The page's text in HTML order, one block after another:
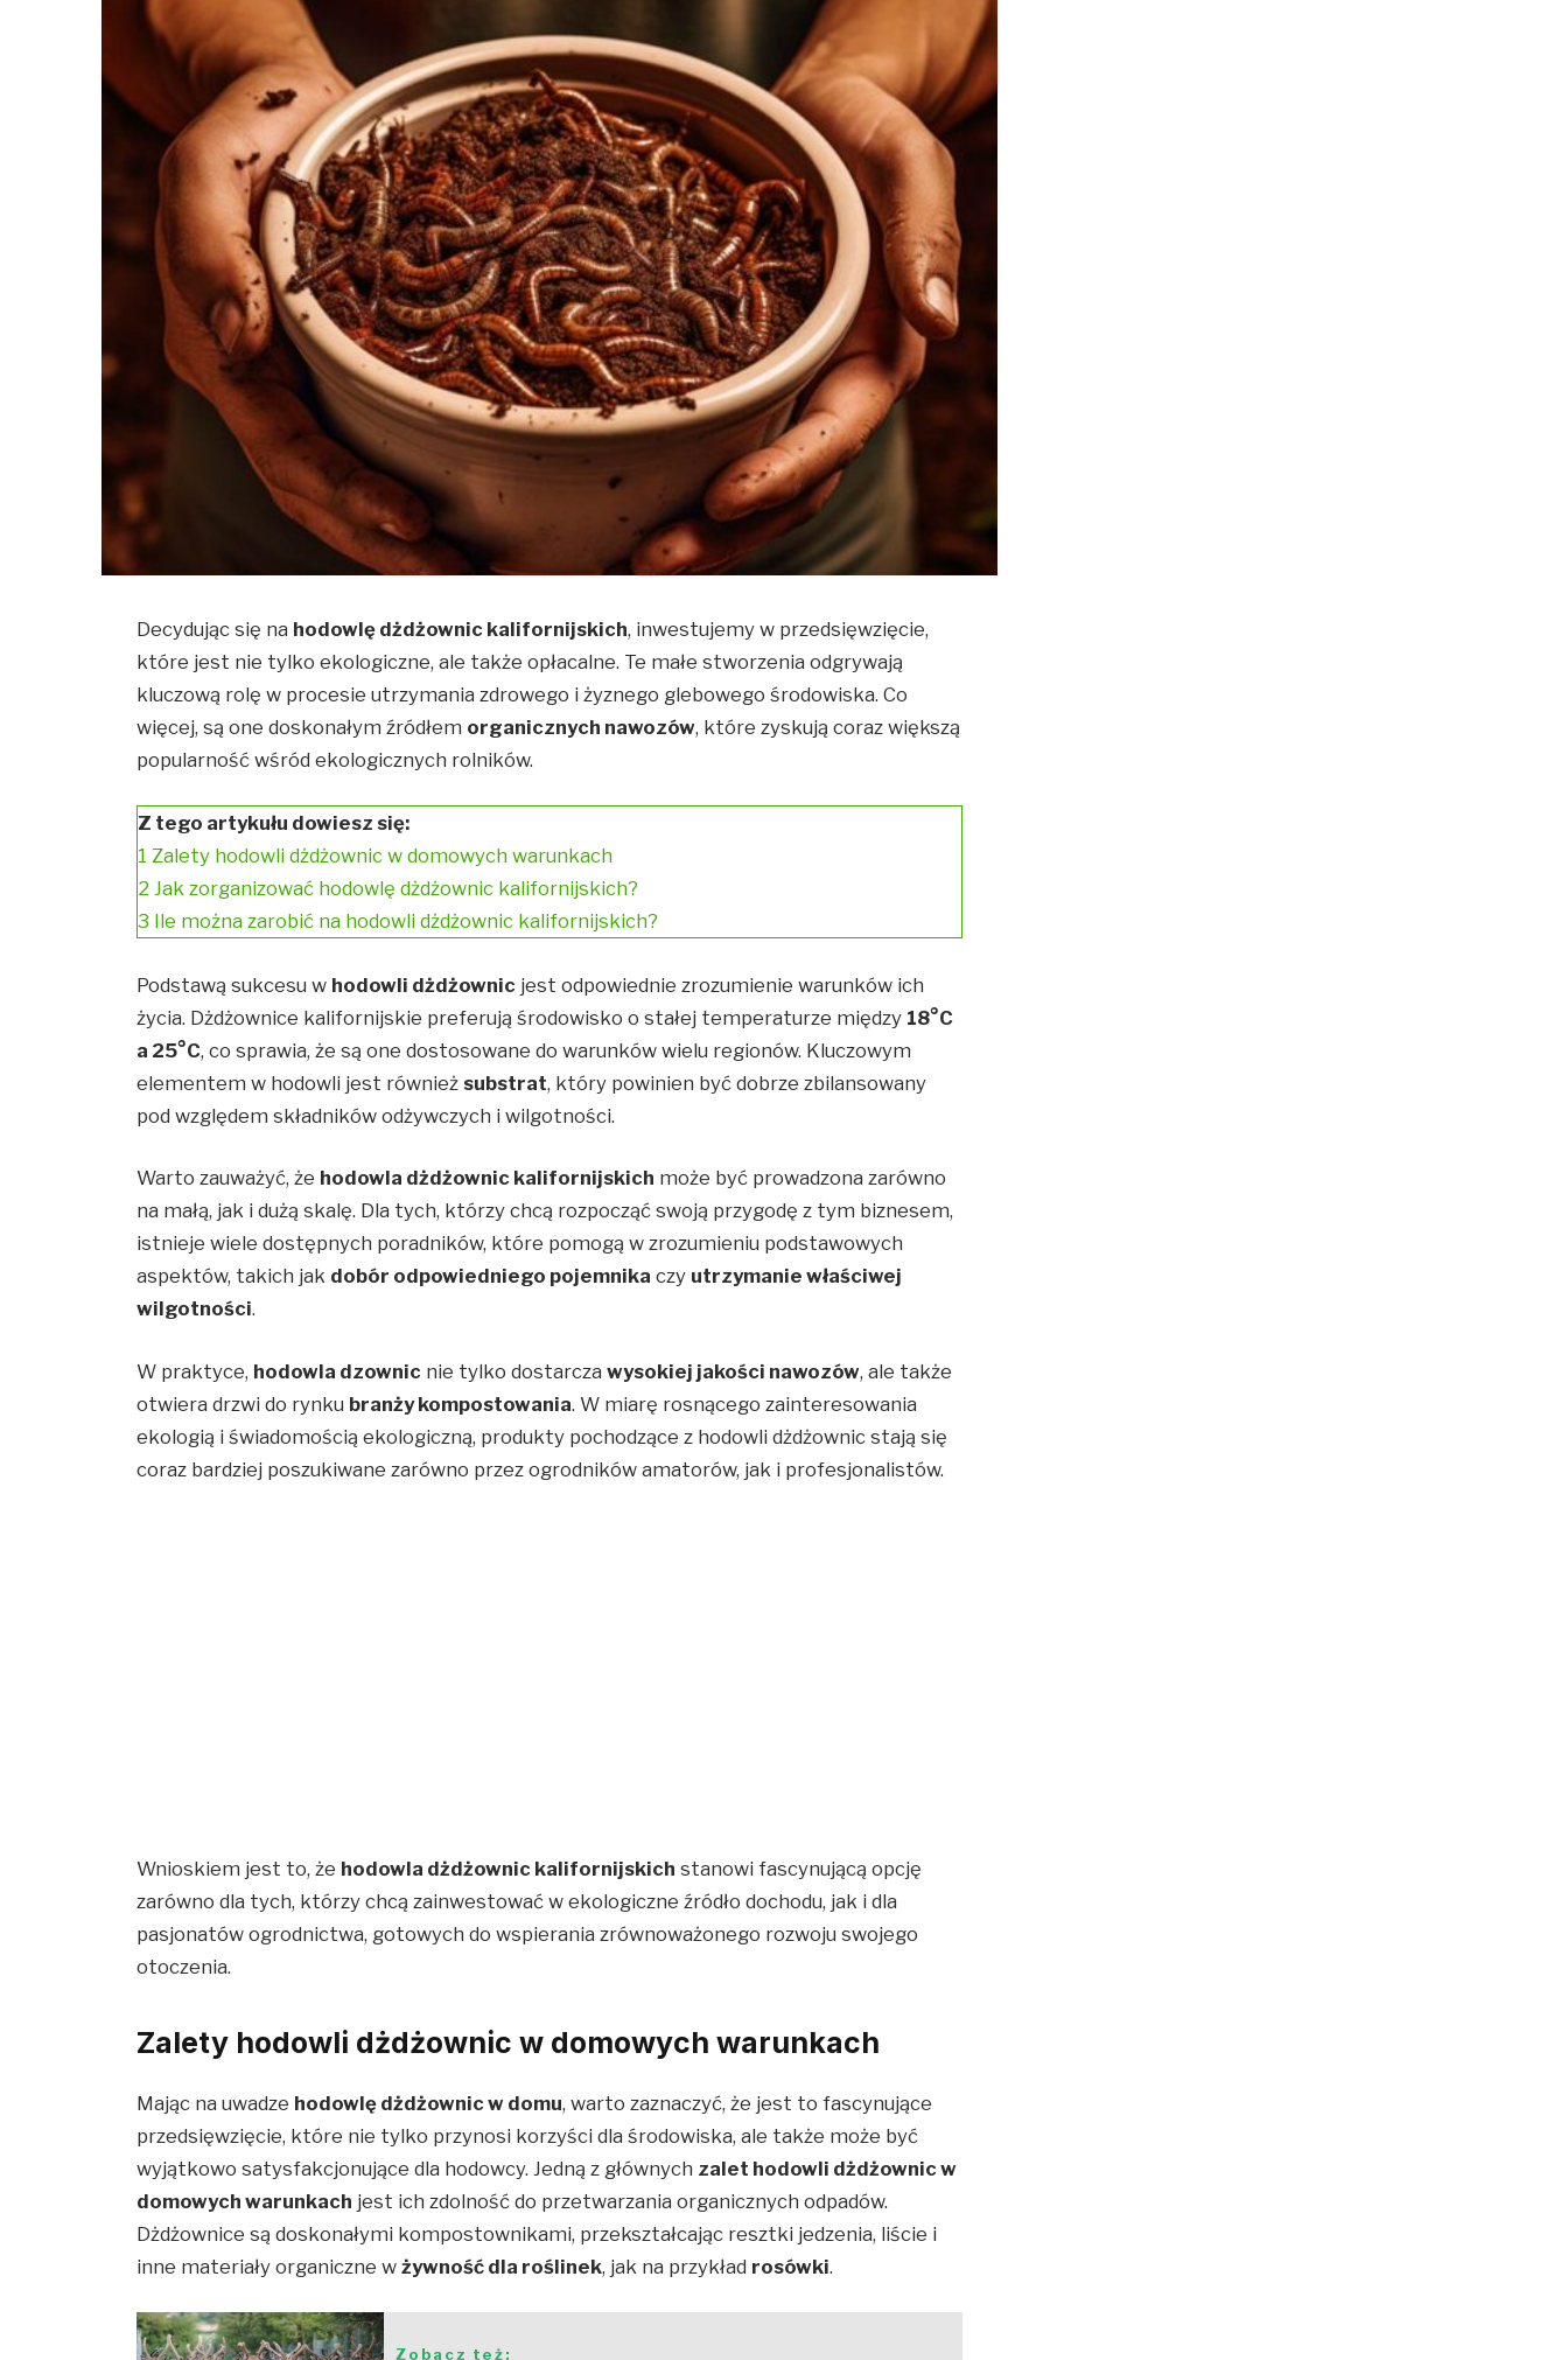
Decydując się na hodowlę dżdżownic kalifornijskich, inwestujemy w przedsięwzięcie,
które jest nie tylko ekologiczne, ale także opłacalne. Te małe stworzenia odgrywają
kluczową rolę w procesie utrzymania zdrowego i żyznego glebowego środowiska. Co
więcej, są one doskonałym źródłem organicznych nawozów, które zyskują coraz większą
popularność wśród ekologicznych rolników.
Z tego artykułu dowiesz się:
1 Zalety hodowli dżdżownic w domowych warunkach
2 Jak zorganizować hodowlę dżdżownic kalifornijskich?
3 Ile można zarobić na hodowli dżdżownic kalifornijskich?
Podstawą sukcesu w hodowli dżdżownic jest odpowiednie zrozumienie warunków ich
życia. Dżdżownice kalifornijskie preferują środowisko o stałej temperaturze między 18°C
a 25°C, co sprawia, że są one dostosowane do warunków wielu regionów. Kluczowym
elementem w hodowli jest również substrat, który powinien być dobrze zbilansowany
pod względem składników odżywczych i wilgotności.
Warto zauważyć, że hodowla dżdżownic kalifornijskich może być prowadzona zarówno
na małą, jak i dużą skalę. Dla tych, którzy chcą rozpocząć swoją przygodę z tym biznesem,
istnieje wiele dostępnych poradników, które pomogą w zrozumieniu podstawowych
aspektów, takich jak dobór odpowiedniego pojemnika czy utrzymanie właściwej
wilgotności.
W praktyce, hodowla dzownic nie tylko dostarczawysokiej jakości nawozów, ale także
otwiera drzwi do rynku branży kompostowania. W miarę rosnącego zainteresowania
ekologią i świadomością ekologiczną, produkty pochodzące z hodowli dżdżownic stają się
coraz bardziej poszukiwane zarówno przez ogrodników amatorów, jak i profesjonalistów.
Wnioskiem jest to, że hodowla dżdżownic kalifornijskich stanowi fascynującą opcję
zarówno dla tych, którzy chcą zainwestować w ekologiczne źródło dochodu, jak i dla
pasjonatów ogrodnictwa, gotowych do wspierania zrównoważonego rozwoju swojego
otoczenia.
Zalety hodowli dżdżownic w domowych warunkach
Mając na uwadze hodowlę dżdżownic w domu, warto zaznaczyć, że jest to fascynujące
przedsięwzięcie, które nie tylko przynosi korzyści dla środowiska, ale także może być
wyjątkowo satysfakcjonujące dla hodowcy. Jedną z głównych zalet hodowli dżdżownic w
domowych warunkach jest ich zdolność do przetwarzania organicznych odpadów.
Dżdżownice są doskonałymi kompostownikami, przekształcając resztki jedzenia, liście i
inne materiały organiczne wżywność dla roślinek, jak na przykład rosówki.
Zobacz też: